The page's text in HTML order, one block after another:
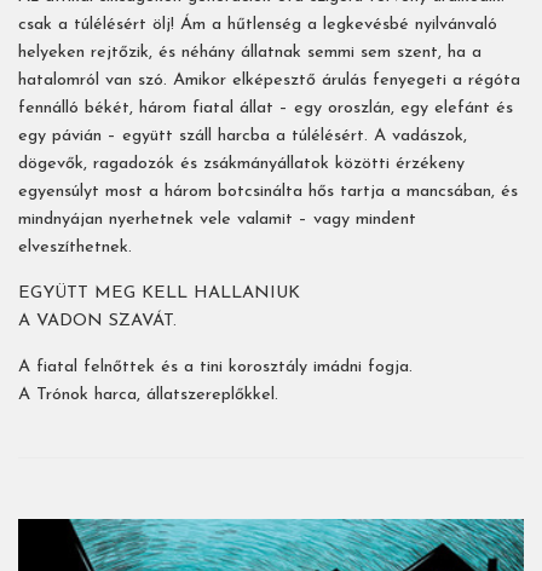
csak a túlélésért ölj! Ám a hűtlenség a legkevésbé nyilvánvaló
helyeken rejtőzik, és néhány állatnak semmi sem szent, ha a
hatalomról van szó. Amikor elképesztő árulás fenyegeti a régóta
fennálló békét, három fiatal állat – egy oroszlán, egy elefánt és
egy pávián – együtt száll harcba a túlélésért. A vadászok,
dögevők, ragadozók és zsákmányállatok közötti érzékeny
egyensúlyt most a három botcsinálta hős tartja a mancsában, és
mindnyájan nyerhetnek vele valamit – vagy mindent
elveszíthetnek.
EGYÜTT MEG KELL HALLANIUK
A VADON SZAVÁT.
A fiatal felnőttek és a tini korosztály imádni fogja.
A Trónok harca, állatszereplőkkel.